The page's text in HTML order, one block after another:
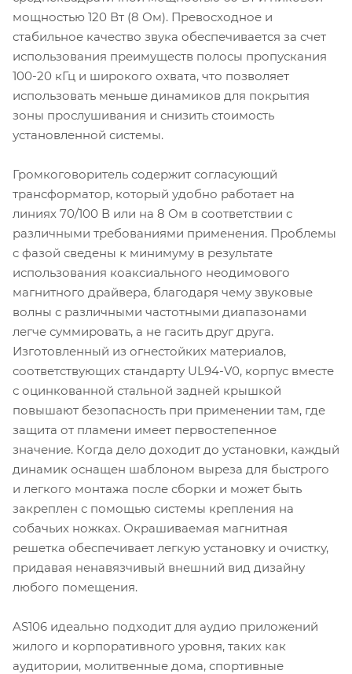
мощностью 120 Вт (8 Ом). Превосходное и
стабильное качество звука обеспечивается за счет
использования преимуществ полосы пропускания
100-20 кГц и широкого охвата, что позволяет
использовать меньше динамиков для покрытия
зоны прослушивания и снизить стоимость
установленной системы.
Громкоговоритель содержит согласующий
трансформатор, который удобно работает на
линиях 70/100 В или на 8 Ом в соответствии с
различными требованиями применения. Проблемы
с фазой сведены к минимуму в результате
использования коаксиального неодимового
магнитного драйвера, благодаря чему звуковые
волны с различными частотными диапазонами
легче суммировать, а не гасить друг друга.
Изготовленный из огнестойких материалов,
соответствующих стандарту UL94-V0, корпус вместе
с оцинкованной стальной задней крышкой
повышают безопасность при применении там, где
защита от пламени имеет первостепенное
значение. Когда дело доходит до установки, каждый
динамик оснащен шаблоном выреза для быстрого
и легкого монтажа после сборки и может быть
закреплен с помощью системы крепления на
собачьих ножках. Окрашиваемая магнитная
решетка обеспечивает легкую установку и очистку,
придавая ненавязчивый внешний вид дизайну
любого помещения.
AS106 идеально подходит для аудио приложений
жилого и корпоративного уровня, таких как
аудитории, молитвенные дома, спортивные